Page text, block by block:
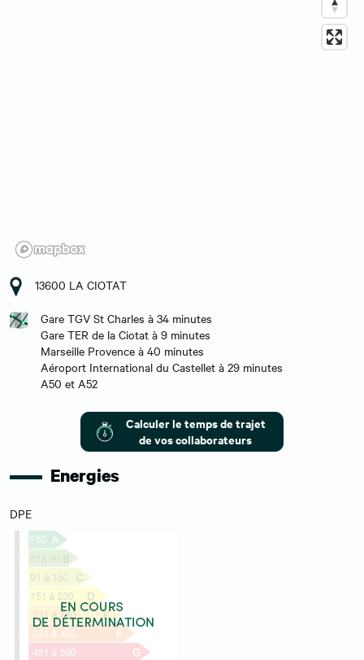
13600 LA CIOTAT
Gare TGV St Charles à 34 minutes
Gare TER de la Ciotat à 9 minutes
Marseille Provence à 40 minutes
Aéroport International du Castellet à 29 minutes
A50 et A52
Calculer le temps de trajet
de vos collaborateurs
Energies
DPE